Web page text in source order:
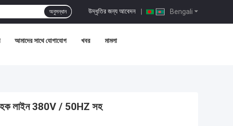
Bengali
উদ্ধৃতির জন্য আবেদন |
অনুসন্ধান
আমাদের সাথে যোগাযোগ খবর মামলা
লাইন 380V / 50HZ সহ